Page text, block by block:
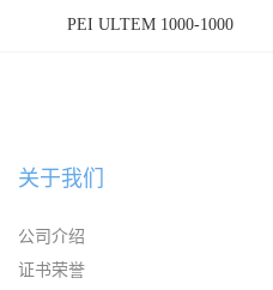
PEI ULTEM 1000-1000
关于我们
公司介绍
证书荣誉